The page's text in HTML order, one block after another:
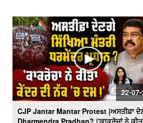
22-
CJP Jantar Mantar Protest |ਅਸਤੀਫ਼ਾ